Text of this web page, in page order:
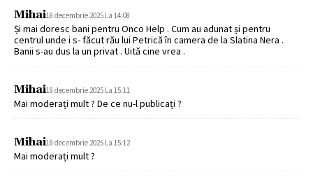
Mihai18 decembrie 2025 La 14:08
Și mai doresc bani pentru Onco Help . Cum au adunat și pentru
centrul unde i s- făcut rău lui Petrică în camera de la Slatina Nera .
Banii s-au dus la un privat . Uită cine vrea .
Mihai18 decembrie 2025 La 15:11
Mai moderați mult ? De ce nu-l publicați ?
Mihai18 decembrie 2025 La 15:12
Mai moderați mult ?